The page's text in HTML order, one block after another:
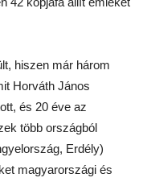
hiszen már három
Horváth János
és 20 éve az
több országból
Erdély)
magyarországi és